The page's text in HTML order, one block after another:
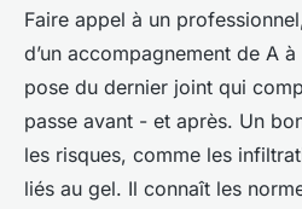
Faire appel à un
d’un accompagnement de A
pose du dernier joint qui
passe avant - et après. Un
les risques, comme les
liés au gel. Il connaît les